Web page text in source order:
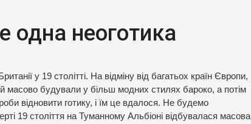
одна неоготика
у 19 столітті. На відміну від багатьох країн Європи,
масово будували у більш модних стилях бароко, а потім
відновити готику, і їм це вдалося. Не будемо
19 століття на Туманному Альбіоні відбувалася масова